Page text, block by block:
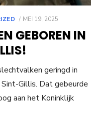
POSTED
MEI 19, 2025
GEBOREN IN
geringd in
Gillis. Dat gebeurde
aan het Koninklijk